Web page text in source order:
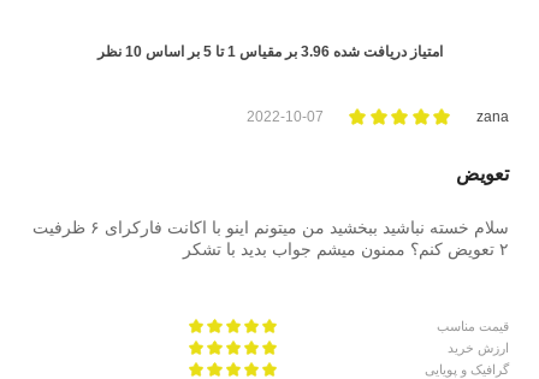
امتیاز دریافت شده3.96 بر مقیاس1تا5 بر اساس10 نظر
zana
2022-10-07
تعویض
سلام خسته نباشید ببخشید من میتونم اینو با اکانت فارکرای ۶ ظرفیت
۲ تعویض کنم؟ ممنون میشم جواب بدید با تشکر
قیمت مناسب
ارزش خرید
گرافیک و پویایی